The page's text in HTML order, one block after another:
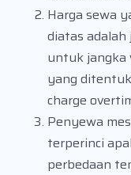
Harga sewa
diatas
untuk jangka
yang
charge
Penyewa
terperinci
perbedaan